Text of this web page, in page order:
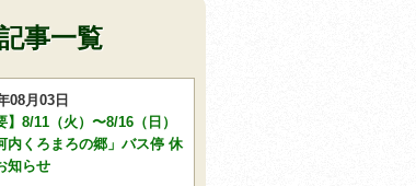
事一覧
08月03日
】8/11（火）〜8/16（日）
内くろまろの郷」バス停 休
知らせ